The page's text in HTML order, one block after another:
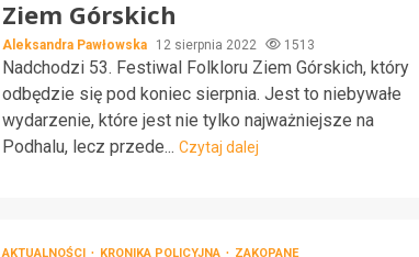
Ziem Górskich
Aleksandra Pawłowska 12 sierpnia 2022 1513
Nadchodzi 53. Festiwal Folkloru Ziem Górskich, który
odbędzie się pod koniec sierpnia. Jest to niebywałe
wydarzenie, które jest nie tylko najważniejsze na
Podhalu, lecz przede... Czytaj dalej
AKTUALNOŚCI KRONIKA POLICYJNA ZAKOPANE